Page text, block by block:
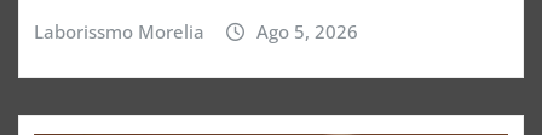
Laborissmo Morelia Ago 5, 2026